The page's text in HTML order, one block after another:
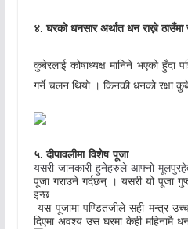
४.घरको धनसार अर्थात धन राख्ने ठाउँमा
कुबेरलाई कोषाध्यक्ष मानिने भएको हुँदा
गर्ने चलन थियो । किनकी धनको रक्षा
५. दीपावलीमा विशेष पूजा
यसरी जानकारी हुनेहरुले आफ्नो
पूजा गराउने गर्दछन् । यसरी यो पूजा
इन्छ
यस पूजामा पण्डितजीले सही मन्त्र
दिएमा अवश्य उस घरमा केही महिनामै